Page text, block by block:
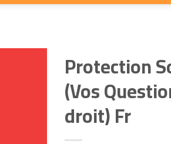
Protection
(Vos
droit) Fr